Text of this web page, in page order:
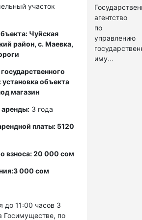
участок
Чуйская
район, с. Маевка,
установка объекта
магазин
аренды: 3 года
платы: 5120
взноса: 20 000 сом
000 сом
до 11:00 часов 3
Госимуществе, по
агентство
по
управлению
иму...